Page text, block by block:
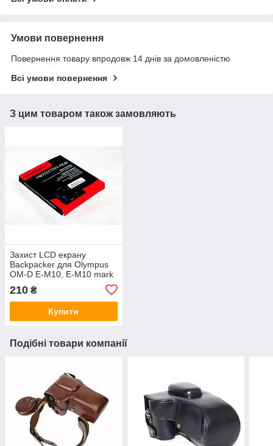
Умови повернення
Повернення товару впродовж 14 днів за домовленістю
Всі умови повернення
З цим товаром також замовляють
Захист LCD екрану
Backpacker для Olympus
OM-D E-M10, E-M10 mark
II, E-M1, E-M1 mark II, E-
M5 mark II - скло
210 ₴
Купити
Подібні товари компанії